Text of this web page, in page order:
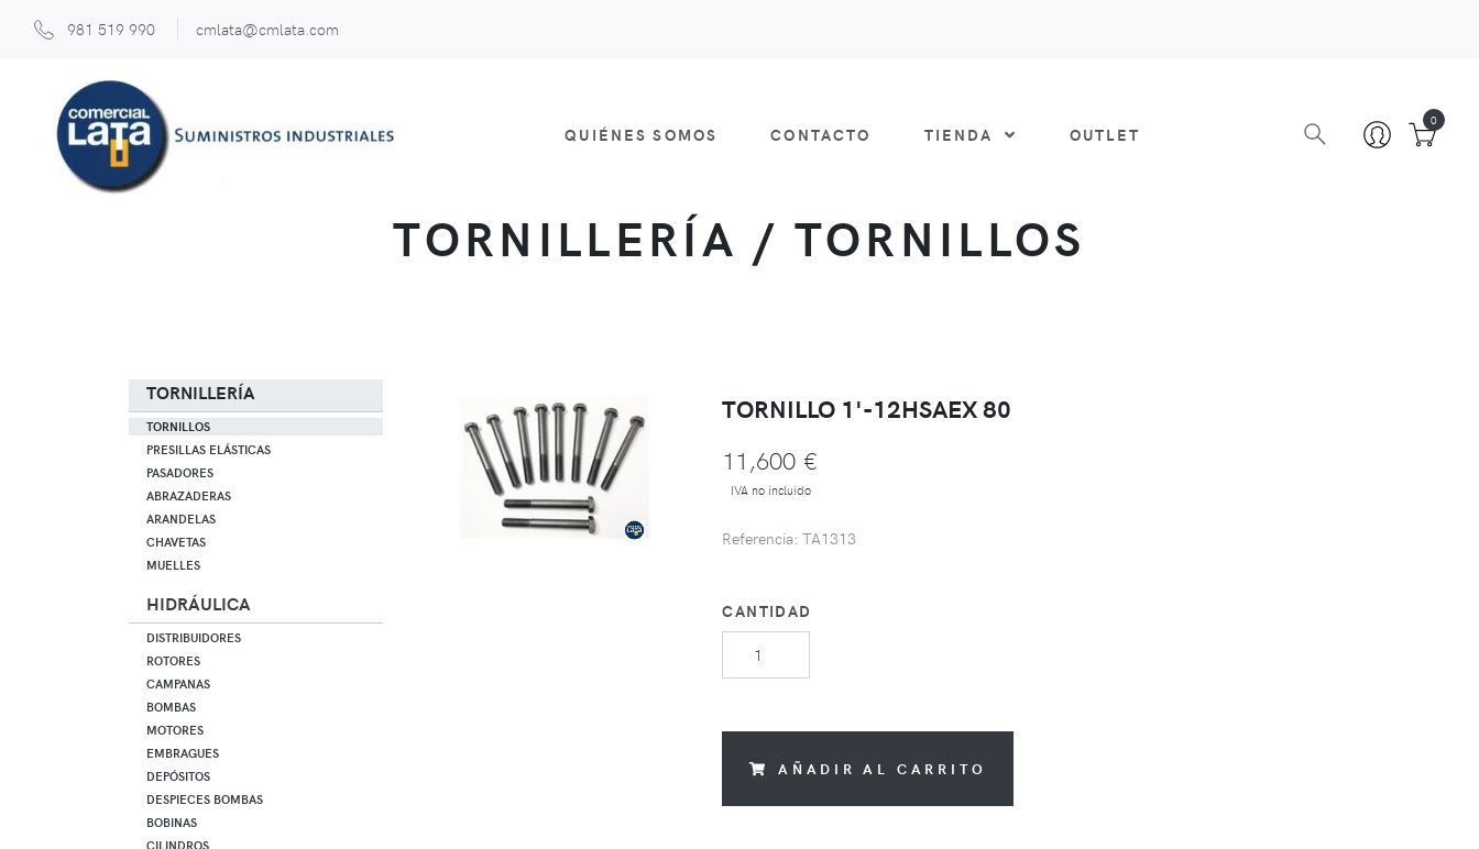
981 519 990 cmlata@cmlata.com
QUIÉNES SOMOS CONTACTO TIENDA OUTLET
0
TORNILLERÍA / TORNILLOS
TORNILLO 1'-12HSAEX 80
11,600 €
IVA no incluido
Referencia: TA1313
CANTIDAD
AÑADIR AL CARRITO
TORNILLERÍA
TORNILLOS
PRESILLAS ELÁSTICAS
PASADORES
ABRAZADERAS
ARANDELAS
CHAVETAS
MUELLES
HIDRÁULICA
DISTRIBUIDORES
ROTORES
CAMPANAS
BOMBAS
MOTORES
EMBRAGUES
DEPÓSITOS
DESPIECES BOMBAS
BOBINAS
CILINDROS